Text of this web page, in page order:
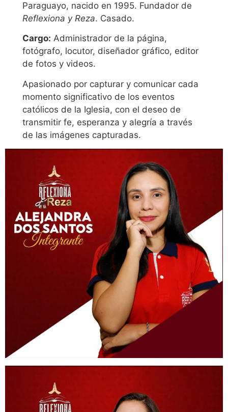
Paraguayo, nacido en 1995. Fundador de
Reflexiona y Reza. Casado.
Cargo: Administrador de la página,
fotógrafo, locutor, diseñador gráfico, editor
de fotos y videos.
Apasionado por capturar y comunicar cada
momento significativo de los eventos
católicos de la Iglesia, con el deseo de
transmitir fe, esperanza y alegría a través
de las imágenes capturadas.